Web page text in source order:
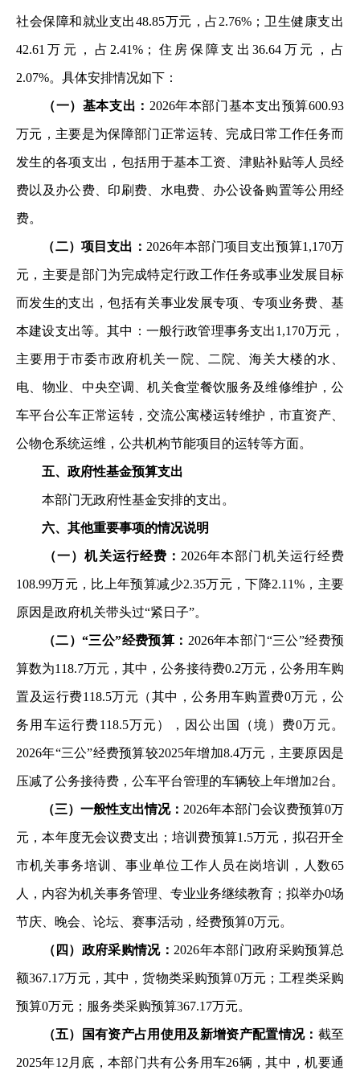
社会保障和就业支出48.85万元，占2.76%；卫生健康支出
42.61万元 ，占2.41%；住房保障支出36.64万元，占
2.07%。具体安排情况如下：
（一）基本支出： 2026年本部门基本支出预算600.93
万元，主要是为保障部门正常运转、完成日常工作任务而
发生的各项支出，包括用于基本工资、津贴补贴等人员经
费以及办公费、印刷费、水电费、办公设备购置等公用经
费。
（二）项目支出： 2026年本部门项目支出预算1,170万
元 ，主要是部门为完成特定行政工作任务或事业发展目标
而发生的支出，包括有关事业发展专项、专项业务费、基
本建设支出等。其中：一般行政管理事务支出1,170万元，
主要用于市委市政府机关一院、二院、海关大楼的水、
电、物业、中央空调 、机关食堂餐饮服务及维修维护，公
车平台公车正常运转，交流公寓楼运转维护，市直资产、
公物仓系统运维，公共机构节能项目的运转等方面。
五、政府性基金预算支出
本部门无政府性基金安排的支出。
六、其他重要事项的情况说明
（一）机关运行经费： 2026年本部门机关运行经费
108.99万元，比上年预算减少2.35万元，下降2.11%，主要
原因是政府机关带头过“紧日子”。
（二）“三公”经费预算： 2026年本部门“三公”经费预
算数为118.7万元，其中，公务接待费0.2万元，公务用车购
置及运行费118.5万元（其中，公务用车购置费0万元，公
务用 车运行费118.5万元），因公出国（境）费0万元。
2026年“三公”经费预算较2025年增加8.4万元，主要原因是
压减了公务接待费，公车平台管理的车辆较上年增加2台。
（三）一般性支出情况： 2026年本部门会议费预算0万
元 ，本年度无会议费支出；培训费预算1.5万元，拟召开全
市机关事务培训、事业单位工作人员在岗培训，人数65
人，内容为机关事务管理、专业业务继续教育；拟举办0场
节庆、晚会、 论坛、赛事活动，经费预算0万元。
（四）政府采购情况： 2026年本部门政府采购预算总
额367.17万元，其中，货物类采购预算0万元；工程类采购
预算0万元；服务类采购预算367.17万元。
（五）国有资产占用使用及新增资产配置情况： 截至
2025年12月底，本部门共有公务用车26辆，其中，机要通